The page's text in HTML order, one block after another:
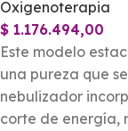
Oxigenoterapia
$ 1.176.494,00
Este modelo
una pureza que
nebulizador
corte de energía,